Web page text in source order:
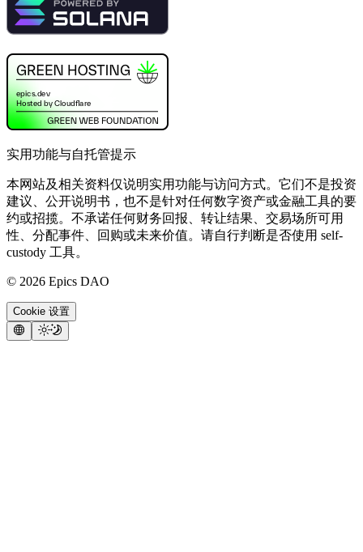
实用功能与自托管提示
本网站及相关资料仅说明实用功能与访问方式。它们不是投资
建议、公开说明书，也不是针对任何数字资产或金融工具的要
约或招揽。不承诺任何财务回报、转让结果、交易场所可用
性、分配事件、回购或未来价值。请自行判断是否使用 self-
custody 工具。
© 2026 Epics DAO
Cookie 设置